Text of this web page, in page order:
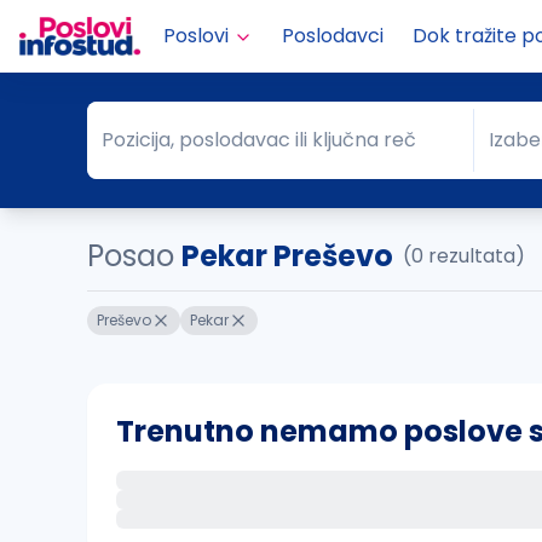
Poslovi Poslodavci Dok tražite
Pozicija, poslodavac ili ključna reč
Pozicija, poslodavac ili ključna reč Grad
Posao Pekar Preševo (0 rezultata)
Preševo Pekar
Trenutno nemamo poslove